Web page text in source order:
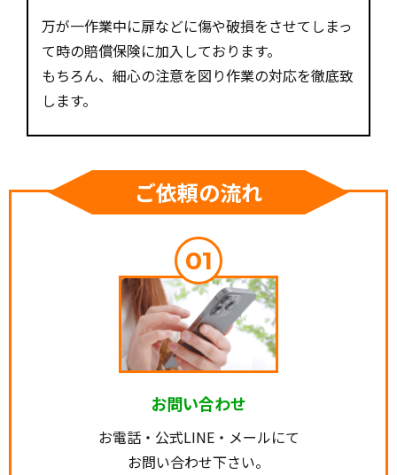
万が一作業中に扉などに傷や破損をさせてしまっ
て時の賠償保険に加入しております。
もちろん、細心の注意を図り作業の対応を徹底致
します。
ご依頼の流れ
01
お問い合わせ
お電話・公式LINE・メールにて
お問い合わせ下さい。